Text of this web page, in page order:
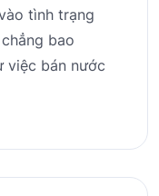
tình trạng
bao
việc bán nước